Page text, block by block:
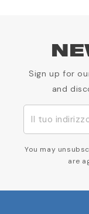
Sign up for
and
You may
are